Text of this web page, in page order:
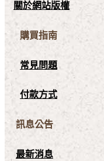
關於網站版權
購買指南
常見問題
付款方式
訊息公告
最新消息